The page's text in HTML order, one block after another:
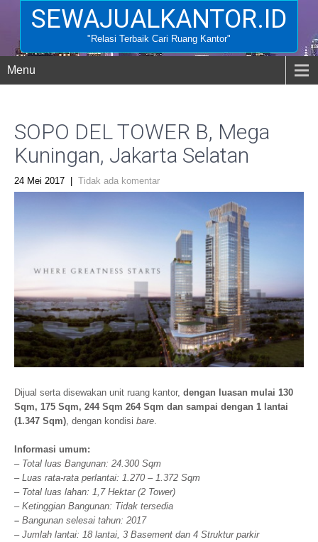
SEWAJUALKANTOR.ID
"Relasi Terbaik Cari Ruang Kantor"
Menu
SOPO DEL TOWER B, Mega
Kuningan, Jakarta Selatan
24 Mei 2017 Tidak ada komentar
Dijual serta disewakan unit ruang kantor, dengan luasan mulai 130
Sqm, 175 Sqm, 244 Sqm 264 Sqm dan sampai dengan 1 lantai
(1.347 Sqm) , dengan kondisi bare
Informasi umum:
– Total luas Bangunan: 24.300 Sqm
– Luas rata-rata perlantai: 1.270 – 1.372 Sqm
– Total luas lahan: 1,7 Hektar (2 Tower)
– Ketinggian Bangunan: Tidak tersedia
– Bangunan selesai tahun: 2017
– Jumlah lantai: 18 lantai, 3 Basement dan 4 Struktur parkir